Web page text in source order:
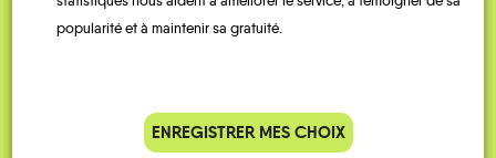
parking de la gare est toujours
complet alors j’ai testé Rezo
popularité et à maintenir sa gratuité.
ENREGISTRER MES CHOIX